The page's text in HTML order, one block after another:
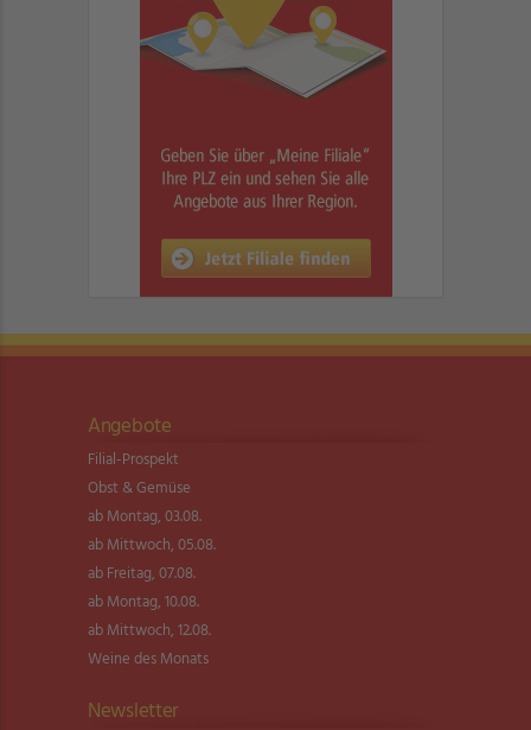
Angebote
Filial-Prospekt
Obst & Gemüse
ab Montag, 03.08.
ab Mittwoch, 05.08.
ab Freitag, 07.08.
ab Montag, 10.08.
ab Mittwoch, 12.08.
Weine des Monats
Newsletter